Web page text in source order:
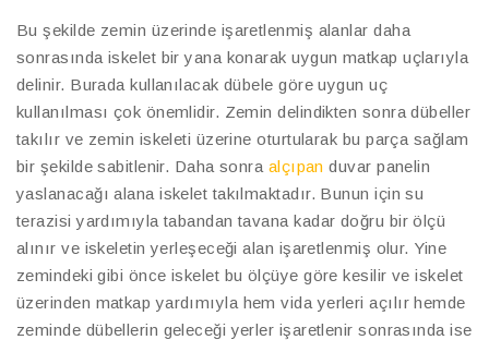
Bu şekilde zemin üzerinde işaretlenmiş alanlar daha
sonrasında iskelet bir yana konarak uygun matkap uçlarıyla
delinir. Burada kullanılacak dübele göre uygun uç
kullanılması çok önemlidir. Zemin delindikten sonra dübeller
takılır ve zemin iskeleti üzerine oturtularak bu parça sağlam
bir şekilde sabitlenir. Daha sonra alçıpan duvar panelin
yaslanacağı alana iskelet takılmaktadır. Bunun için su
terazisi yardımıyla tabandan tavana kadar doğru bir ölçü
alınır ve iskeletin yerleşeceği alan işaretlenmiş olur. Yine
zemindeki gibi önce iskelet bu ölçüye göre kesilir ve iskelet
üzerinden matkap yardımıyla hem vida yerleri açılır hemde
zeminde dübellerin geleceği yerler işaretlenir sonrasında ise